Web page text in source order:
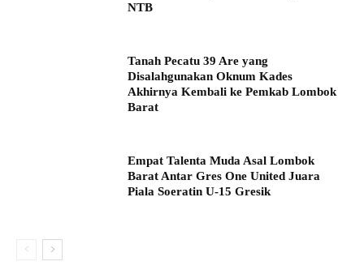
NTB
Tanah Pecatu 39 Are yang
Disalahgunakan Oknum Kades
Akhirnya Kembali ke Pemkab Lombok
Barat
Empat Talenta Muda Asal Lombok
Barat Antar Gres One United Juara
Piala Soeratin U-15 Gresik